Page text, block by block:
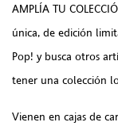
AMPLÍA TU
única, de edición
Pop! y busca otros
tener una colección
Vienen en cajas de